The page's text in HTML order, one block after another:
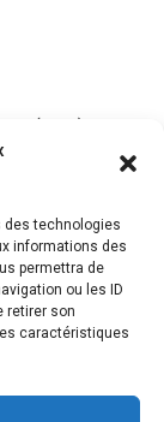
des technologies
informations des
permettra de
ou les ID
retirer son
caractéristiques
(Brut)
et